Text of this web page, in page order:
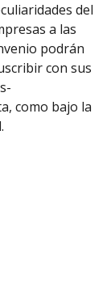
del
a las
podrán
con sus
como bajo la